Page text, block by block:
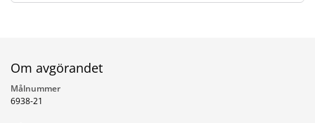
Om avgörandet
Målnummer
6938-21